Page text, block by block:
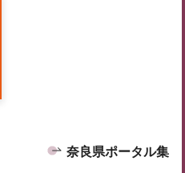
奈良県ポータル集